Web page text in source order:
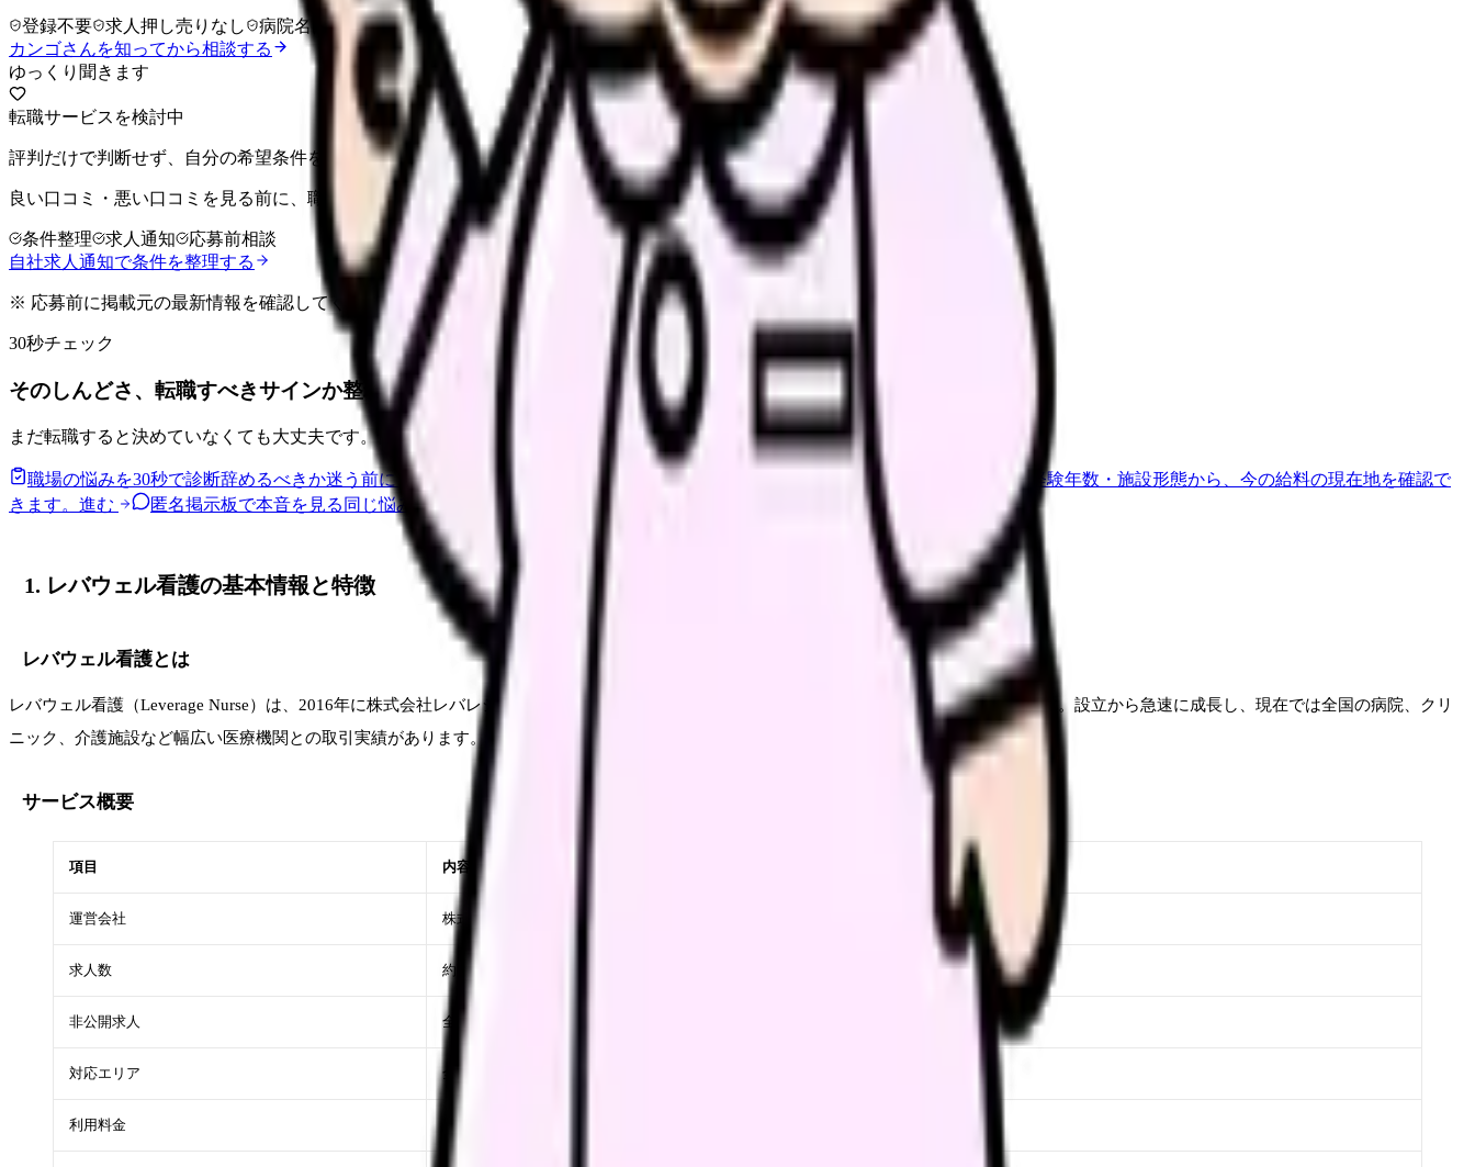
登録不要 求人押し売りなし
病院名は入力不要
カンゴさんを知ってから相談する
ゆっくり聞きます
転職サービスを検討中
評判だけで判断せず、自分の希望条件を先に整理できます。
良い口コミ・悪い口コミを見る前に、職場タイプ、転職温度、連絡手段を分けておくと判断しやすくなります。
条件整理 求人通知
応募前相談
自社求人通知で条件を整理する
※ 応募前に掲載元の最新情報を確認してください
30秒チェック
そのしんどさ、転職すべきサインか整理できます。
まだ転職すると決めていなくても大丈夫です。悩みの種類と続いている期間から、次に見るべき記事と相談先を出します。
職場の悩みを30秒で診断辞めるべきか迷う前に、悩みの種類と次の一歩を整理します。 給料コンパスで比較する
地域・経験年数・施設形態から、今の給料の現在地を確認で
きます。 進む 匿名掲示板で本音を見る 同じ悩みの声を読んで、今の職場だけの問題か確かめられます。 進む
1. レバウェル看護の基本情報と特徴
レバウェル看護とは
レバウェル看護（Leverage Nurse）は、2016年に株式会社レバレジーズメディカルケアによって設立された看護師専門の転職支援サービスです。設立から急速に成長し、現在では全国の病院、クリ
ニック、介護施設など幅広い医療機関との取引実績があります。
サービス概要
項目 内容
運営会社 株式会社レバレジーズメディカルケア
求人数 約80,000件（2025年3月現在）
非公開求人 全体の約40%（約32,000件）
対応エリア 全国（47都道府県）
利用料金